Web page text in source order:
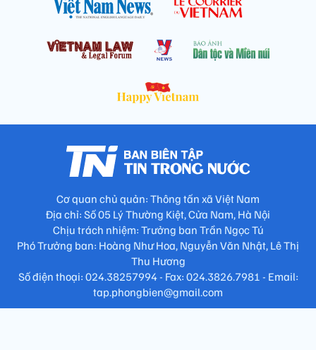
Cơ quan chủ quản: Thông tấn xã Việt Nam
Địa chỉ: Số 05 Lý Thường Kiệt, Cửa Nam, Hà Nội
Chịu trách nhiệm: Trưởng ban Trần Ngọc Tú
Phó Trưởng ban: Hoàng Như Hoa, Nguyễn Văn Nhật, Lê Thị
Thu Hương
Số điện thoại: 024.38257994 - Fax: 024.3826.7981 - Email:
tap.phongbien@gmail.com